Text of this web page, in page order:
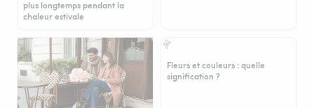
plus longtemps pendant la
chaleur estivale
Fleurs et couleurs : quelle
signification ?